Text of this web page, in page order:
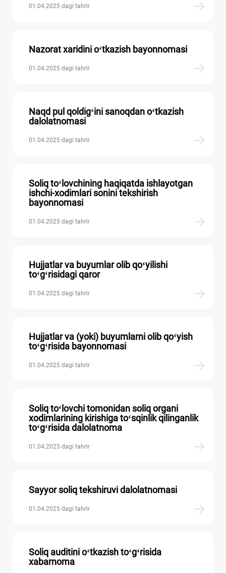
01.04.2025 dagi tahrir
Nazorat хaridini oʻtkazish bayonnomasi
01.04.2025 dagi tahrir
Naqd pul qoldigʻini sanoqdan oʻtkazish
dalolatnomasi
01.04.2025 dagi tahrir
Soliq toʻlovchining haqiqatda ishlayotgan
ishchi-хodimlari sonini tekshirish
bayonnomasi
01.04.2025 dagi tahrir
Hujjatlar va buyumlar olib qoʻyilishi
toʻgʻrisidagi qaror
01.04.2025 dagi tahrir
Hujjatlar va (yoki) buyumlarni olib qoʻyish
toʻgʻrisida bayonnomasi
01.04.2025 dagi tahrir
Soliq toʻlovchi tomonidan soliq organi
хodimlarining kirishiga toʻsqinlik qilinganlik
toʻgʻrisida dalolatnoma
01.04.2025 dagi tahrir
Sayyor soliq tekshiruvi dalolatnomasi
01.04.2025 dagi tahrir
Soliq auditini oʻtkazish toʻgʻrisida
хabarnoma